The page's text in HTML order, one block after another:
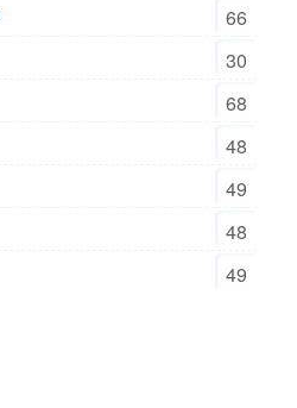
66
30
68
48
49
48
49